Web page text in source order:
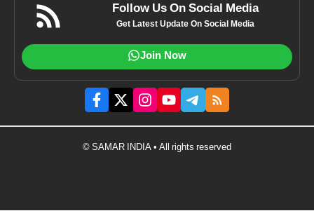
Follow Us On Social Media
Get Latest Update On Social Media
Join Now
© SAMAR INDIA • All rights reserved